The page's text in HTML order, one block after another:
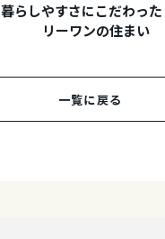
暮らしやすさにこだわった
リーワンの住まい
一覧に戻る